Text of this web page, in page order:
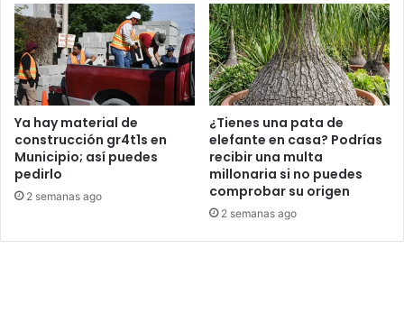
Ya hay material de
construcción gr4t1s en
Municipio; así puedes
pedirlo
2 semanas ago
¿Tienes una pata de
elefante en casa? Podrías
recibir una multa
millonaria si no puedes
comprobar su origen
2 semanas ago